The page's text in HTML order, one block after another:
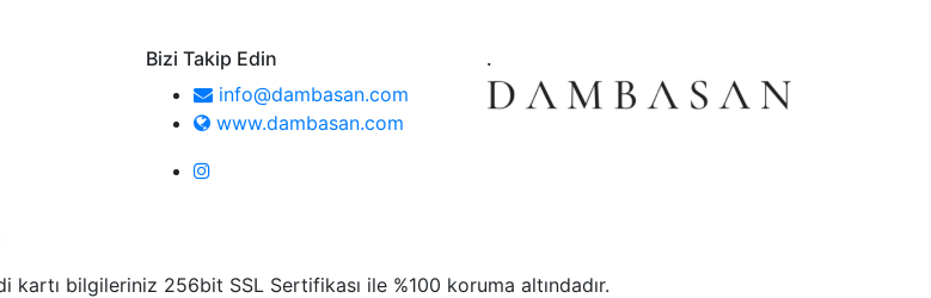
Bizi Takip Edin
info@dambasan.com
www.dambasan.com
.
kartı bilgileriniz 256bit SSL Sertifikası ile %100 koruma altındadır.